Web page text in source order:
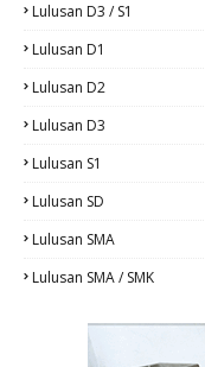
Lulusan D3 / S1
Lulusan D1
Lulusan D2
Lulusan D3
Lulusan S1
Lulusan SD
Lulusan SMA
Lulusan SMA / SMK